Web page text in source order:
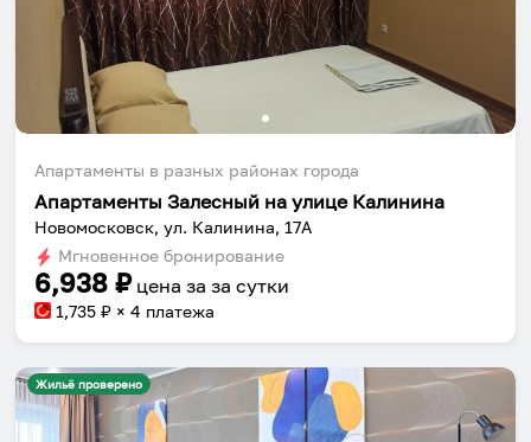
Апартаменты в разных районах города
Апартаменты Залесный на улице Калинина
Новомосковск, ул. Калинина, 17А
Мгновенное бронирование
6,938 ₽ цена за за сутки
1,735 ₽ × 4 платежа
Жильё проверено